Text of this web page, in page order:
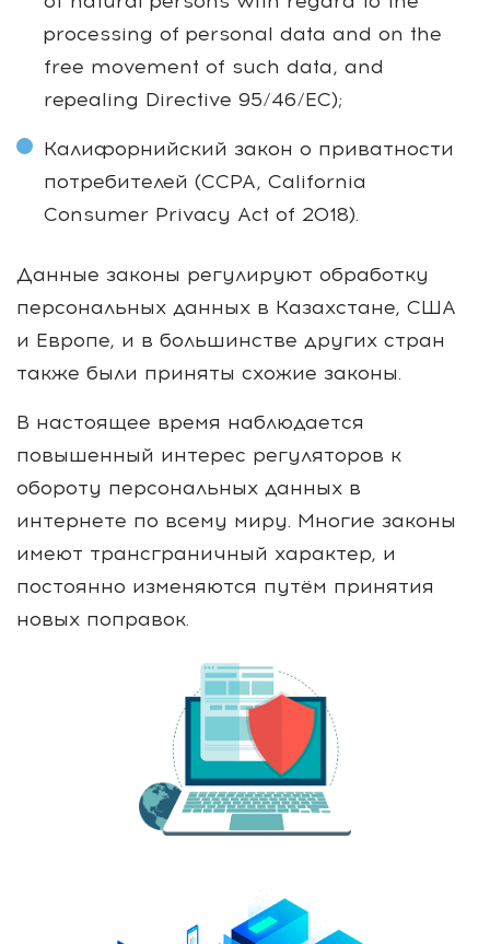
processing of personal data and on the
free movement of such data, and
repealing Directive 95/46/EC);
Калифорнийский закон о приватности
потребителей (CCPA, California
Consumer Privacy Act of 2018).
Данные законы регулируют обработку
персональных данных в Казахстане, США
и Европе, и в большинстве других стран
также были приняты схожие законы.
В настоящее время наблюдается
повышенный интерес регуляторов к
обороту персональных данных в
интернете по всему миру. Многие законы
имеют трансграничный характер, и
постоянно изменяются путём принятия
новых поправок.